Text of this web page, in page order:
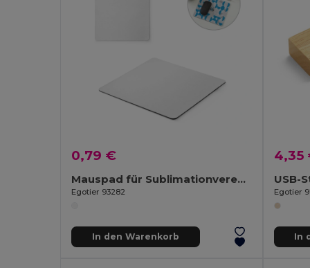
0,79 €
Mauspad für Sublimationveredelung
Egotier 93282
In den Warenkorb
4,35
USB-
Egotier
In